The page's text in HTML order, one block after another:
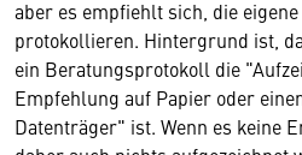
aber es empfiehlt sich, die
protokollieren. Hintergrund ist,
ein Beratungsprotokoll die
Empfehlung auf Papier oder
Datenträger" ist. Wenn es keine